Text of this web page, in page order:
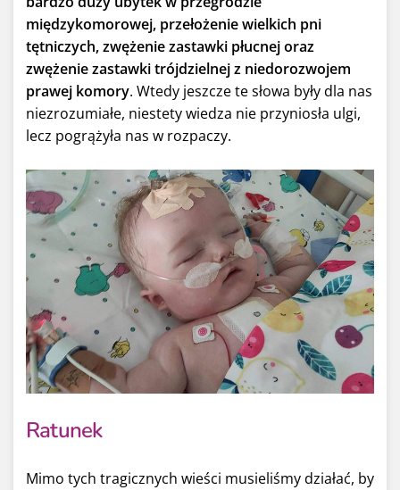
międzykomorowej, przełożenie wielkich pni
tętniczych, zwężenie zastawki płucnej oraz
zwężenie zastawki trójdzielnej z niedorozwojem
prawej komory. Wtedy jeszcze te słowa były dla nas
niezrozumiałe, niestety wiedza nie przyniosła ulgi,
lecz pogrążyła nas w rozpaczy.
Ratunek
Mimo tych tragicznych wieści musieliśmy działać, by